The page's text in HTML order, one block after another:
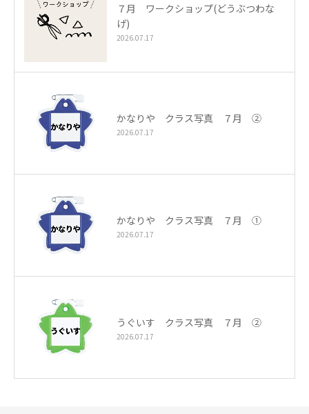
７月 ワークショップ(どうぶつわな
げ)
2026.07.17
かなりや クラス写真 ７月 ②
2026.07.17
かなりや クラス写真 ７月 ①
2026.07.17
うぐいす クラス写真 ７月 ②
2026.07.17